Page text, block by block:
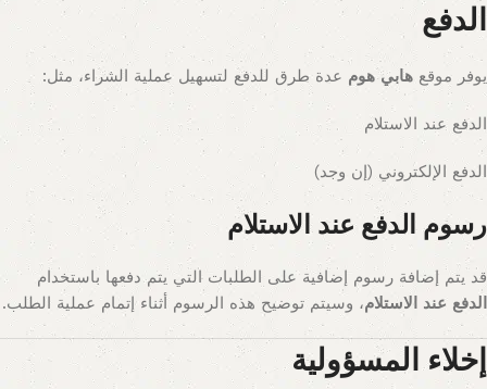
الدفع
يوفر موقع هابي هوم عدة طرق للدفع لتسهيل عملية الشراء، مثل:
الدفع عند الاستلام
الدفع الإلكتروني (إن وجد)
رسوم الدفع عند الاستلام
قد يتم إضافة رسوم إضافية على الطلبات التي يتم دفعها باستخدام
الدفع عند الاستلام، وسيتم توضيح هذه الرسوم أثناء إتمام عملية الطلب.
إخلاء المسؤولية